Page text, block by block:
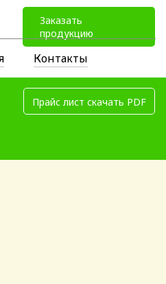
Заказать
продукцию
Контакты
Прайс лист скачать PDF